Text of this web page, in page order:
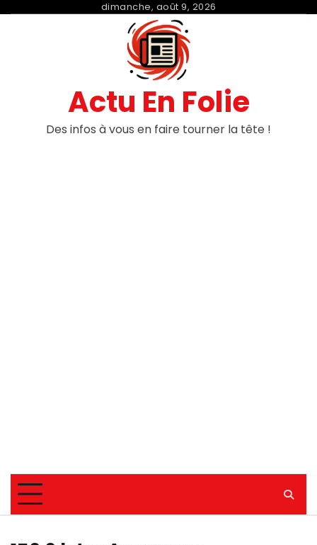
dimanche, août 9, 2026
Actu En Folie
Des infos à vous en faire tourner la tête !